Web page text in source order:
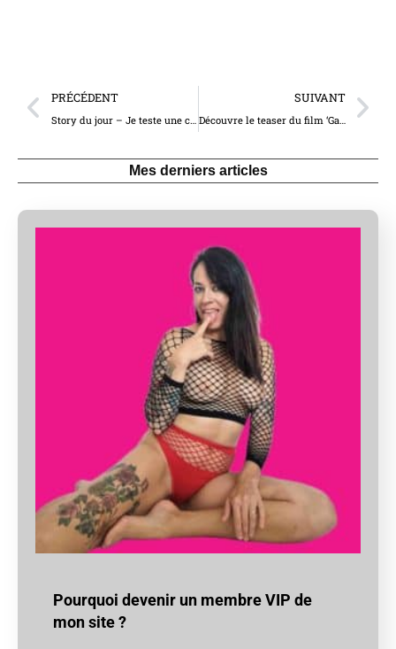
PRÉCÉDENT
Story du jour – Je teste une carotte pour mon show en direct (10373)
SUIVANT
Découvre le teaser du film ‘Gangbang creampie chez Puzzyfun, avril 2025 – 2ème round’ (5031-1)
Mes derniers articles
Pourquoi devenir un membre VIP de
mon site ?